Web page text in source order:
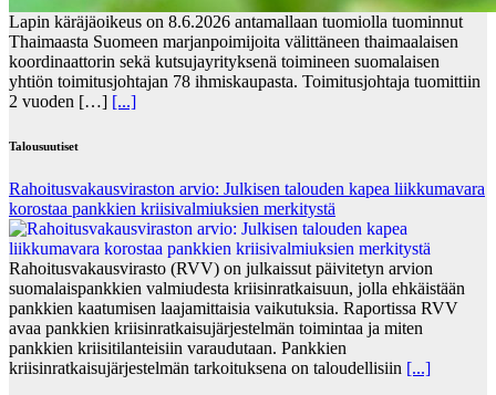
Lapin käräjäoikeus on 8.6.2026 antamallaan tuomiolla tuominnut
Thaimaasta Suomeen marjanpoimijoita välittäneen thaimaalaisen
koordinaattorin sekä kutsujayrityksenä toimineen suomalaisen
yhtiön toimitusjohtajan 78 ihmiskaupasta. Toimitusjohtaja tuomittiin
2 vuoden […] [...]
Talousuutiset
Rahoitusvakausviraston arvio: Julkisen talouden kapea liikkumavara
korostaa pankkien kriisivalmiuksien merkitystä
Rahoitusvakausvirasto (RVV) on julkaissut päivitetyn arvion
suomalaispankkien valmiudesta kriisinratkaisuun, jolla ehkäistään
pankkien kaatumisen laajamittaisia vaikutuksia. Raportissa RVV
avaa pankkien kriisinratkaisujärjestelmän toimintaa ja miten
pankkien kriisitilanteisiin varaudutaan. Pankkien
kriisinratkaisujärjestelmän tarkoituksena on taloudellisiin [...]